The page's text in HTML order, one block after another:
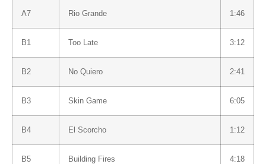
A7 Rio Grande 1:46
B1 Too Late 3:12
B2 No Quiero 2:41
B3 Skin Game 6:05
B4 El Scorcho 1:12
B5 Building Fires 4:18